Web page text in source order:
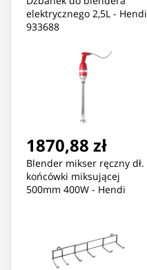
elektrycznego 2,5L - Hendi
933688
1870,88 zł
Blender mikser ręczny dł.
końcówki miksującej
500mm 400W - Hendi